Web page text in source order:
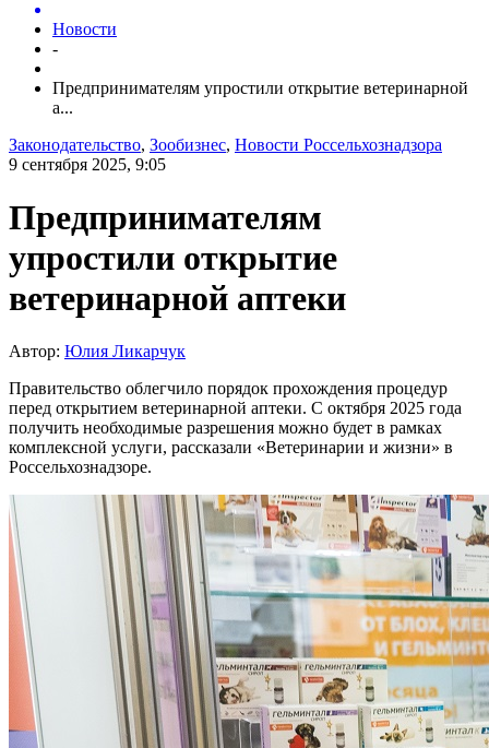
Новости
-
Предпринимателям упростили открытие ветеринарной
а...
Законодательство, Зообизнес, Новости Россельхознадзора
9 сентября 2025, 9:05
Предпринимателям
упростили открытие
ветеринарной аптеки
Автор: Юлия Ликарчук
Правительство облегчило порядок прохождения процедур
перед открытием ветеринарной аптеки. С октября 2025 года
получить необходимые разрешения можно будет в рамках
комплексной услуги, рассказали «Ветеринарии и жизни» в
Россельхознадзоре.